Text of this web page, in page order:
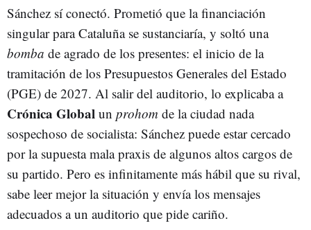
Sánchez sí conectó. Prometió que la financiación
singular para Cataluña se sustanciaría, y soltó una
bomba de agrado de los presentes: el inicio de la
tramitación de los Presupuestos Generales del Estado
(PGE) de 2027. Al salir del auditorio, lo explicaba a
Crónica Global un prohom de la ciudad nada
sospechoso de socialista: Sánchez puede estar cercado
por la supuesta mala praxis de algunos altos cargos de
su partido. Pero es infinitamente más hábil que su rival,
sabe leer mejor la situación y envía los mensajes
adecuados a un auditorio que pide cariño.